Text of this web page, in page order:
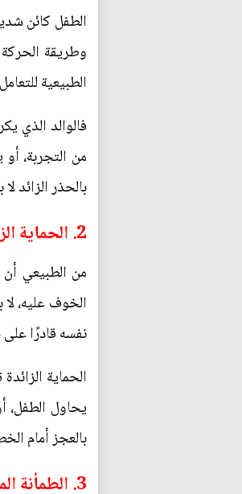
الطفل كائن
وطريقة
الطبيعية
فالوالد الذي
من التجربة،
بالحذر الزائد لا
2. الحماية الزائدة تضعف الثقة الذاتية
من الطبيعي أن
الخوف عليه،
نفسه قادرًا
الحماية
يحاول الطفل،
بالعجز أمام
3. الطمأنة المتعجلة تعلّم الطفل الاعتماد على الخارج